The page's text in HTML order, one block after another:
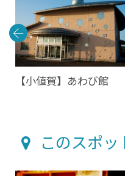
【小値賀】あわび館
このスポ